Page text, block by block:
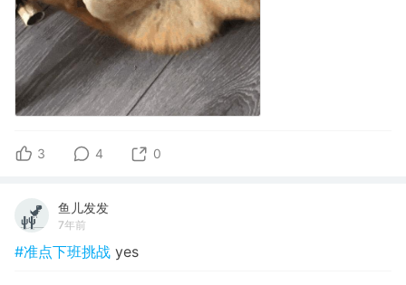
3 4 0
鱼儿发发
7年前
#准点下班挑战 yes